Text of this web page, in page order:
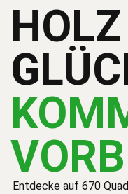
Entdecke auf 670